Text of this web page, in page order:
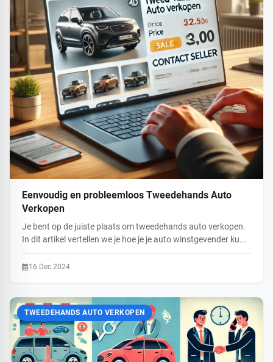
Eenvoudig en probleemloos Tweedehands Auto
Verkopen
Je bent op de juiste plaats om tweedehands auto verkopen.
In dit artikel vertellen we je hoe je je auto winstgevender ku...
16 Dec 2024
TWEEDEHANDS AUTO VERKOPEN